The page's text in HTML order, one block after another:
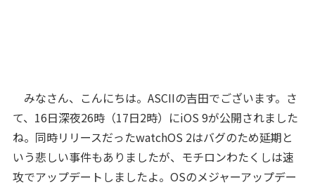
みなさん、こんにちは。ASCIIの吉田でございます。さ
て、16日深夜26時（17日2時）にiOS 9が公開されました
ね。同時リリースだったwatchOS 2はバグのため延期と
いう悲しい事件もありましたが、モチロンわたくしは速
攻でアップデートしましたよ。OSのメジャーアップデー